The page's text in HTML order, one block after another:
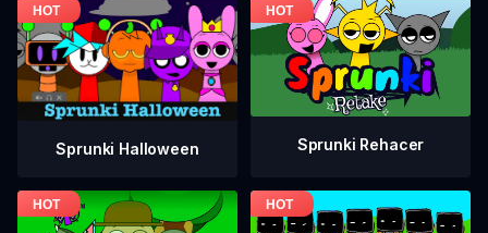
Sprunki Halloween Sprunki Rehacer